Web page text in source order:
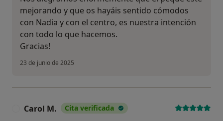
mejorando y que os hayáis sentido cómodos
con Nadia y con el centro, es nuestra intención
con todo lo que hacemos.
Gracias!
23 de junio de 2025
Carol M. Cita verificada